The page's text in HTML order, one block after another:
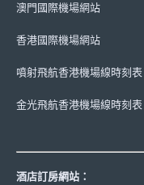
澳門國際機場網站
香港國際機場網站
噴射飛航香港機場線時刻表
金光飛航香港機場線時刻表
酒店訂房網站：